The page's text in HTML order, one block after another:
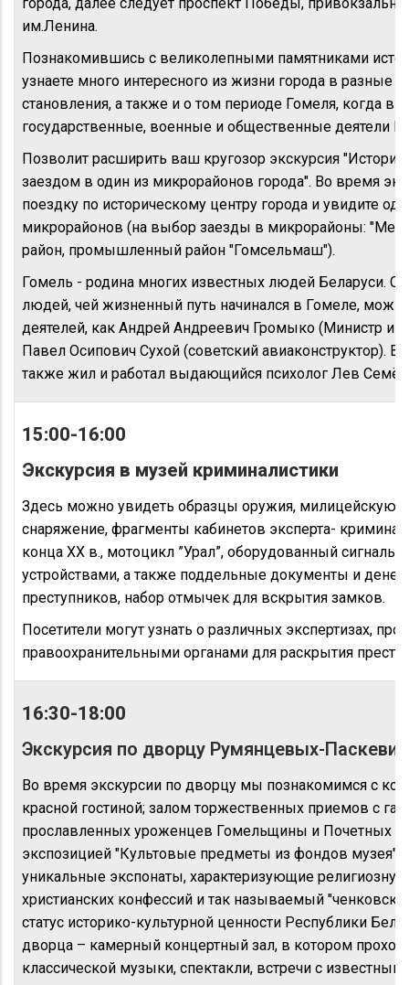
им.Ленина.
Познакомившись с великолепными памятниками
узнаете много интересного из жизни города в разные
становления, а также и о том периоде Гомеля, когда в
государственные, военные и общественные деятели
Позволит расширить ваш кругозор экскурсия
заездом в один из микрорайонов города". Во время
поездку по историческому центру города и увидите
микрорайонов (на выбор заезды в микрорайоны:
район, промышленный район "Гомсельмаш").
Гомель - родина многих известных людей Беларуси.
людей, чей жизненный путь начинался в Гомеле,
деятелей, как Андрей Андреевич Громыко (Министр
Павел Осипович Сухой (советский авиаконструктор).
также жил и работал выдающийся психолог Лев
15:00-16:00
Экскурсия в музей криминалистики
Здесь можно увидеть образцы оружия, милицейскую
снаряжение, фрагменты кабинетов эксперта-
конца ХХ в., мотоцикл ”Урал”, оборудованный
устройствами, а также поддельные документы и
преступников, набор отмычек для вскрытия замков.
Посетители могут узнать о различных экспертизах,
правоохранительными органами для раскрытия
16:30-18:00
Экскурсия по дворцу Румянцевых-
Во время экскурсии по дворцу мы познакомимся с
красной гостиной; залом торжественных приемов с
прославленных уроженцев Гомельщины и Почетных
экспозицией "Культовые предметы из фондов музея",
уникальные экспонаты, характеризующие
христианских конфессий и так называемый
статус историко-культурной ценности Республики
дворца – камерный концертный зал, в котором
классической музыки, спектакли, встречи с